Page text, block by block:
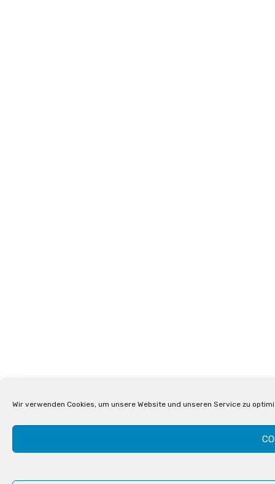
Wir verwenden Cookies, um unsere Website und unseren Service zu